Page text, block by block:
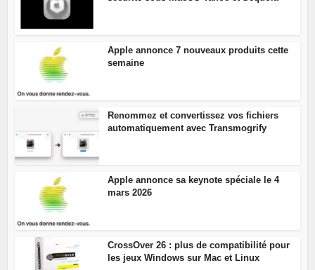
Apple annonce 7 nouveaux produits cette
semaine
Renommez et convertissez vos fichiers
automatiquement avec Transmogrify
Apple annonce sa keynote spéciale le 4
mars 2026
CrossOver 26 : plus de compatibilité pour
les jeux Windows sur Mac et Linux